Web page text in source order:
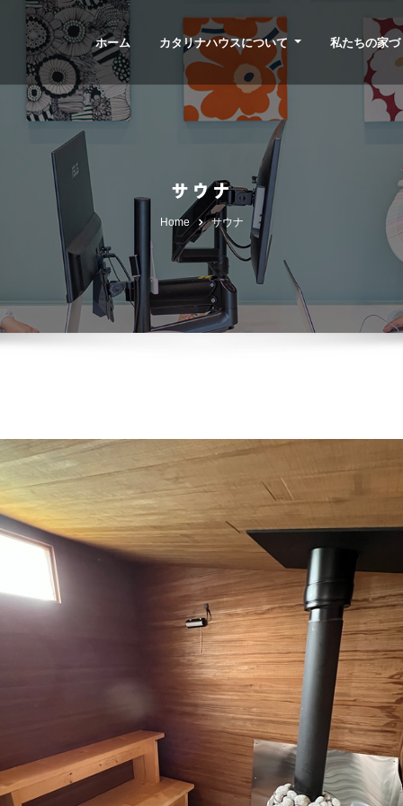
ホーム カタリナハウスについて 私たちの家
サウナ
Home サウナ